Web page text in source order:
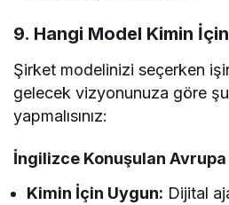
9. Hangi Model Kimin
Şirket modelinizi seçerken
gelecek vizyonunuza göre şu
yapmalısınız:
İngilizce Konuşulan
Kimin İçin Uygun: Dijital